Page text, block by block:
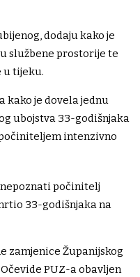
dodaju kako je
službene prostorije te
u tijeku.
kako je dovela jednu
ubojstva 33-godišnjaka
intenzivno
počinitelj
33-godišnjaka na
zamjenice Županijskog
PUZ-a obavljen